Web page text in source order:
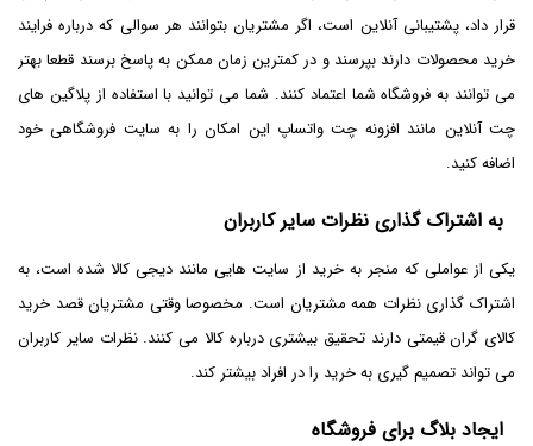
قرار داد، پشتیبانی آنلاین است، اگر مشتریان بتوانند هر سوالی که درباره فرایند
خرید محصولات دارند بپرسند و در کمترین زمان ممکن به پاسخ برسند قطعا بهتر
می توانند به فروشگاه شما اعتماد کنند. شما می توانید با استفاده از پلاگین های
چت آنلاین مانند افزونه چت واتساپ این امکان را به سایت فروشگاهی خود
اضافه کنید.
به اشتراک گذاری نظرات سایر کاربران
یکی از عواملی که منجر به خرید از سایت هایی مانند دیجی کالا شده است، به
اشتراک گذاری نظرات همه مشتریان است. مخصوصا وقتی مشتریان قصد خرید
کالای گران قیمتی دارند تحقیق بیشتری درباره کالا می کنند. نظرات سایر کاربران
می تواند تصمیم گیری به خرید را در افراد بیشتر کند.
ایجاد بلاگ برای فروشگاه